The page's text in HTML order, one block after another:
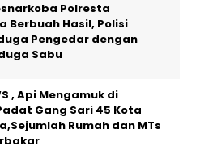
Polresta
Berbuah Hasil, Polisi
Pengedar dengan
Sabu
, Api Mengamuk di
Gang Sari 45 Kota
Rumah dan MTs